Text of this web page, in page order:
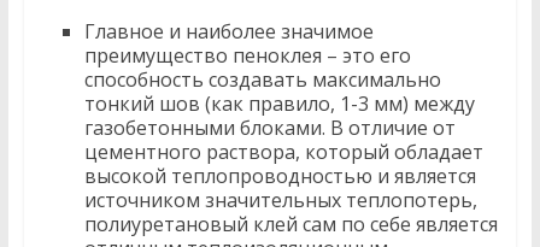
Главное и наиболее значимое
преимущество пеноклея – это его
способность создавать максимально
тонкий шов (как правило, 1-3 мм) между
газобетонными блоками. В отличие от
цементного раствора, который обладает
высокой теплопроводностью и является
источником значительных теплопотерь,
полиуретановый клей сам по себе является